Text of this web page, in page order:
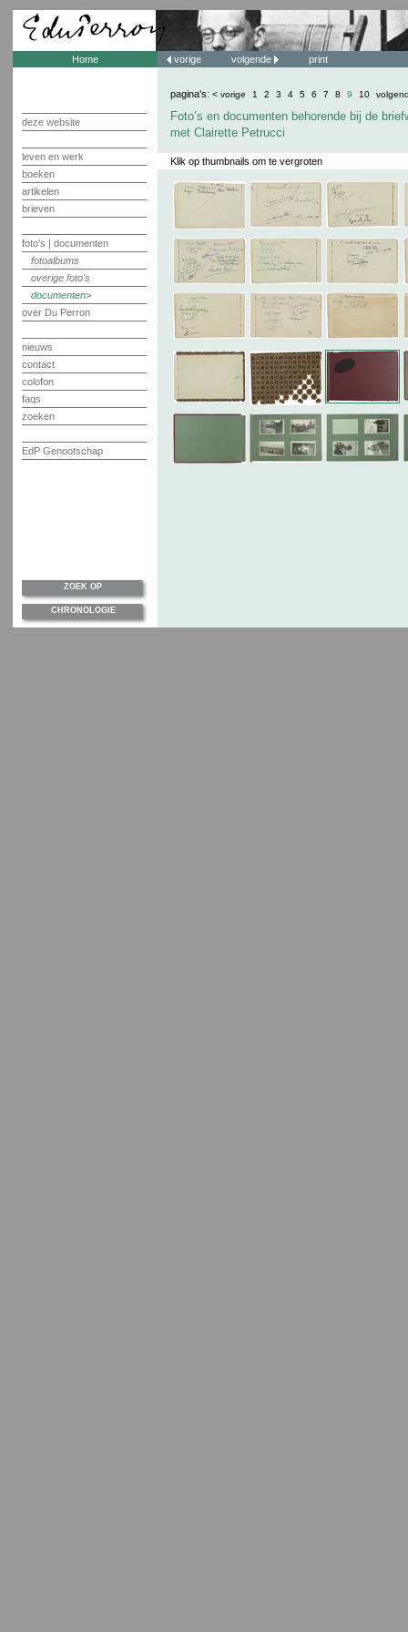
Home
deze website
leven en werk
boeken
artikelen
brieven
foto's | documenten
fotoalbums
overige foto's
documenten
over Du Perron
nieuws
contact
colofon
faqs
zoeken
EdP Genootschap
vorige volgende print
pagina's: < vorige 1 2 3 4 5 6 7 8 9 10
Foto’s en documenten behorende bij de
met Clairette Petrucci
Klik op thumbnails om te vergroten
ZOEK OP
CHRONOLOGIE